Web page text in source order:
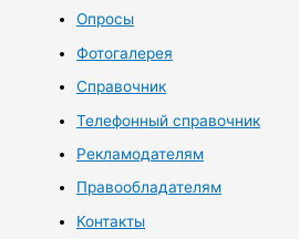
Опросы
Фотогалерея
Справочник
Телефонный справочник
Рекламодателям
Правообладателям
Контакты